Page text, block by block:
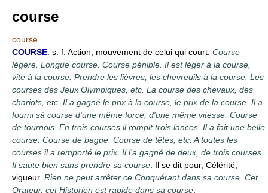
course
course
COURSE . s. f. Action, mouvement de celui qui court. Course
légère. Longue course. Course pénible. Il est léger à la course,
vite à la course. Prendre les lièvres, les chevreuils à la course. Les
courses des Jeux Olympiques, etc. La course des chevaux, des
chariots, etc. Il a gagné le prix à la course, le prix de la course. Il a
fourni sà course d'une même force, d'une même vitesse. Course
de tournois. En trois courses il rompit trois lances. Il a fait une belle
course. Course de bague. Course de têtes, etc. A toutes les
courses il a remporté le prix. Il l'a gagné de deux, de trois courses.
Il saute bien sans prendre sa course . Il se dit pour, Célérité,
vigueur. Rien ne peut arrêter ce Conquérant dans sa course. Cet
Orateur, cet Historien est rapide dans sa course